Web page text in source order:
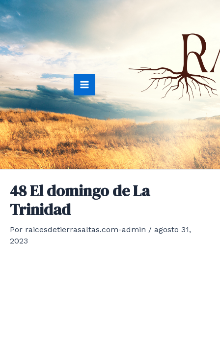
Ir
al
contenido
Main
Menu
48 El domingo de La
Trinidad
Por raicesdetierrasaltas.com-admin / agosto 31,
2023